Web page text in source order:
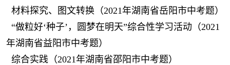
材料探究、图文转换（2021年湖南省岳阳市中考题）
“做粒好‘种子’，圆梦在明天”综合性学习活动（2021
年湖南省益阳市中考题）
综合实践（2021年湖南省邵阳市中考题）